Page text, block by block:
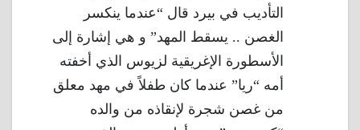
التأديب في بيرد قال “عندما ينكسر
الغصن .. يسقط المهد” و هي إشارة إلى
الأسطورة الإغريقية لزيوس الذي أخفته
أمه “ريا” عندما كان طفلاً في مهد معلق
من غصن شجرة لإنقاذه من والده